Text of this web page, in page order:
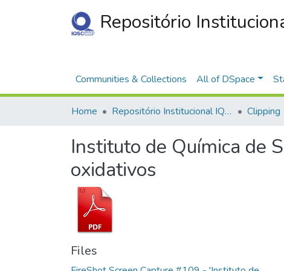
Repositório
Communities & Collections All of DSpace
Home Repositório Institucional IQSC Clipping
Instituto de Química de
oxidativos
Files